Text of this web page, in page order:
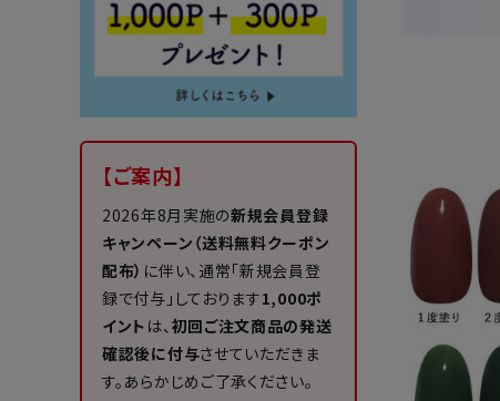
【ご案内】
2026年8月実施の新規会員登録
キャンペーン（送料無料クーポン
配布） に伴い、通常「新規会員登
録で付与」しております1,000ポ
イント は、初回ご注文商品の発送
確認後に付与させていただきま
す。あらかじめご了承ください。